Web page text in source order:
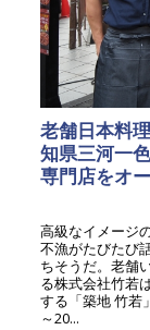
老舗日本料
知県三河一
専門店をオ
高級なイメージ
不漁がたびたび
ちそうだ。老舗
る株式会社竹若
する「築地 竹若
～20...